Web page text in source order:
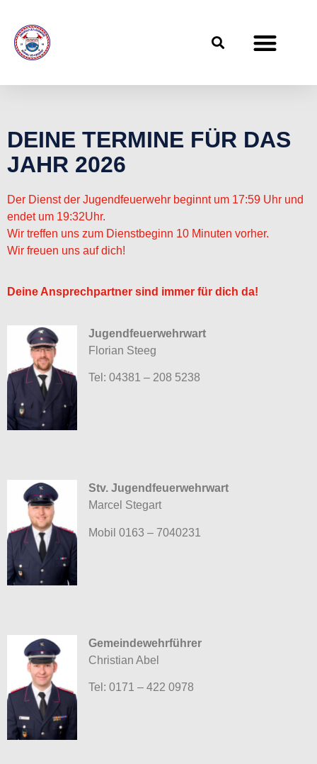
DEINE TERMINE FÜR DAS
JAHR 2026
Der Dienst der Jugendfeuerwehr beginnt um 17:59 Uhr und
endet um 19:32Uhr.
Wir treffen uns zum Dienstbeginn 10 Minuten vorher.
Wir freuen uns auf dich!
Deine Ansprechpartner sind immer für dich da!
Jugendfeuerwehrwart
Florian Steeg
Tel: 04381 – 208 5238
Stv. Jugendfeuerwehrwart
Marcel Stegart
Mobil 0163 – 7040231
Gemeindewehrführer
Christian Abel
Tel: 0171 – 422 0978